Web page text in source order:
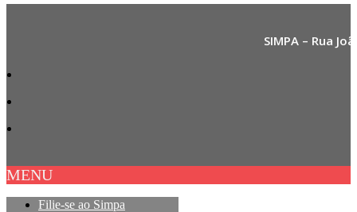
SIMPA – Rua
MENU
Filie-se ao Simpa